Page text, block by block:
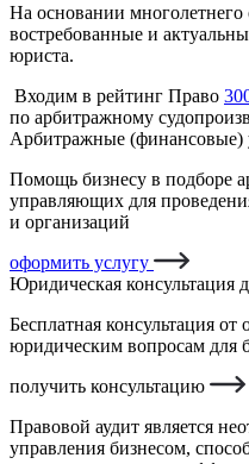
На основании
востребованные и
юриста.
Входим в рейтинг Право
по арбитражному
Арбитражные
Помощь бизнесу в подборе
управляющих для
и организаций
оформить услугу
Юридическая консультация
Бесплатная консультация
юридическим вопросам для
получить консультацию
Правовой аудит является
управления бизнесом,